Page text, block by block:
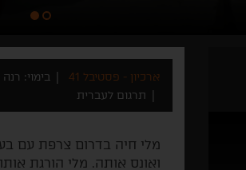
ארכיון - פסטיבל 41 בימוי:
תרגום לעברית
מלי חיה בדרום צרפת עם
ואונס אותה. מלי הורגת